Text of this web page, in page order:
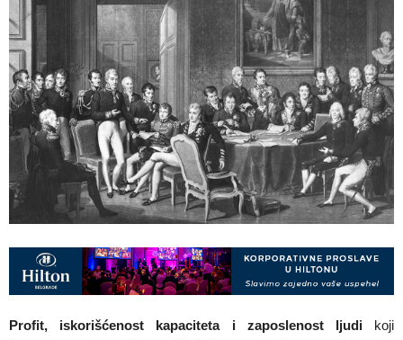
Profit, iskorišćenost kapaciteta i zaposlenost ljudikoji